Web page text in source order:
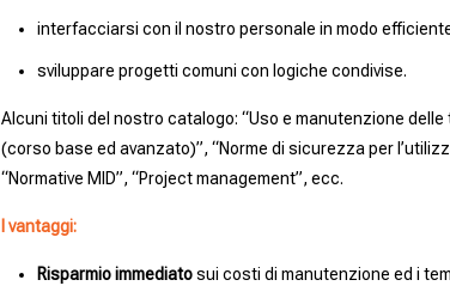
interfacciarsi con il nostro personale in modo
sviluppare progetti comuni con logiche condivise.
Alcuni titoli del nostro catalogo: “Uso e manutenzione delle
(corso base ed avanzato)”, “Norme di sicurezza per
“Normative MID”, “Project management”, ecc.
I vantaggi:
Risparmio immediatosui costi di manutenzione ed i